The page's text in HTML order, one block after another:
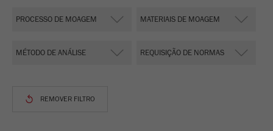
Objectivo
Este cookie é o cookie de recurso do visitante.
informações passadas por meio de parâmetros
visitante da última visita foi diferente da atual.